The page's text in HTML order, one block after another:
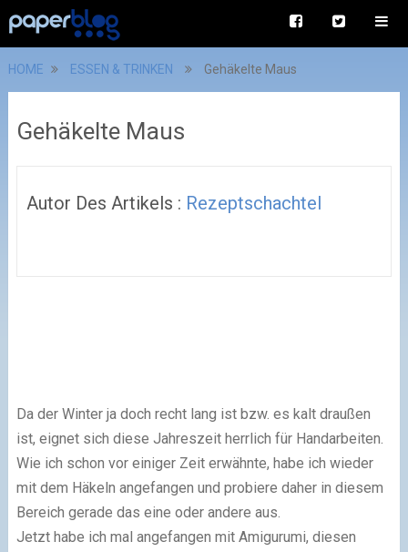
HOME ESSEN & TRINKEN Gehäkelte Maus
Gehäkelte Maus
Autor Des Artikels : Rezeptschachtel
Da der Winter ja doch recht lang ist bzw. es kalt draußen
ist, eignet sich diese Jahreszeit herrlich für Handarbeiten.
Wie ich schon vor einiger Zeit erwähnte, habe ich wieder
mit dem Häkeln angefangen und probiere daher in diesem
Bereich gerade das eine oder andere aus.
Jetzt habe ich mal angefangen mit Amigurumi, diesen